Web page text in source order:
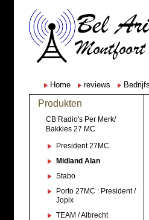
Home reviews
Produkten
CB Radio's Per Merk/
Bakkies 27 MC
President 27MC
Midland Alan
Stabo
Porto 27MC : President /
Jopix
TEAM / Albrecht